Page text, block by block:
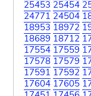
25453 25454
24771 24504
18953 18972
18689 18712
17554 17559
17578 17579
17591 17592
17604 17605